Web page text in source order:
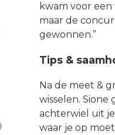
kwam voor
maar de
gewonnen.”
Tips &
Na de meet &
wisselen.
achterwiel uit
waar je op